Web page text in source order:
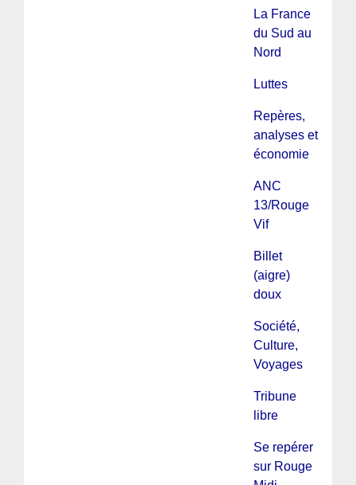
La France
du Sud au
Nord
Luttes
Repères,
analyses et
économie
ANC
13/Rouge
Vif
Billet
(aigre)
doux
Société,
Culture,
Voyages
Tribune
libre
Se repérer
sur Rouge